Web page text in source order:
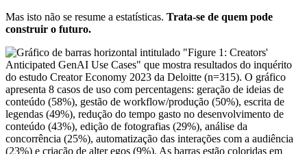
Mas isto não se resume a estatísticas. Trata-se de quem pode
construir o futuro.